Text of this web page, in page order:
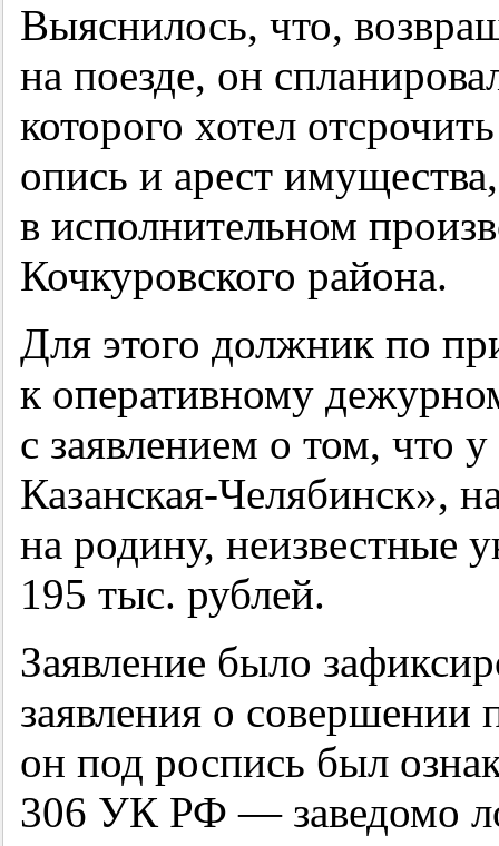
Выяснилось, что,
на поезде, он
которого хотел
опись и арест
в исполнительном
Кочкуровского района.
Для этого должник по
к оперативному
с заявлением о том, что
Казанская-Челябинск»,
на родину, неизвестные
195 тыс. рублей.
Заявление было
заявления о совершении
он под роспись был
306 УК РФ — заведомо